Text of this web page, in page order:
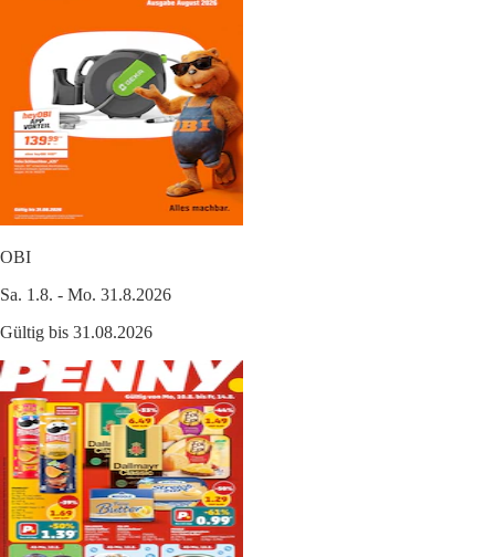
OBI
Sa. 1.8. - Mo. 31.8.2026
Gültig bis 31.08.2026